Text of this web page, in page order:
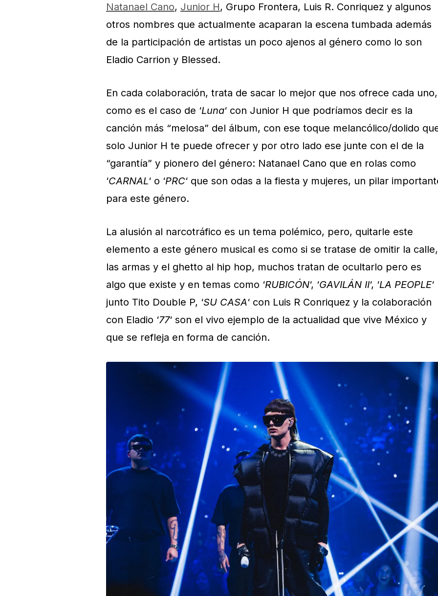
Natanael Cano, Junior H, Grupo Frontera, Luis R. Conriquez y algunos
otros nombres que actualmente acaparan la escena tumbada además
de la participación de artistas un poco ajenos al género como lo son
Eladio Carrion y Blessed.
En cada colaboración, trata de sacar lo mejor que nos ofrece cada uno,
como es el caso de ‘Luna‘ con Junior H que podríamos decir es la
canción más “melosa” del álbum, con ese toque melancólico/dolido
solo Junior H te puede ofrecer y por otro lado ese junte con el de la
“garantía” y pionero del género: Natanael Cano que en rolas como
‘CARNAL‘ o ‘PRC‘ que son odas a la fiesta y mujeres, un pilar
para este género.
La alusión al narcotráfico es un tema polémico, pero, quitarle este
elemento a este género musical es como si se tratase de omitir la calle,
las armas y el ghetto al hip hop, muchos tratan de ocultarlo pero es
algo que existe y en temas como ‘RUBICÓN‘, ‘GAVILÁN II‘, ‘LA PEOPLE‘
junto Tito Double P, ‘SU CASA‘ con Luis R Conriquez y la colaboración
con Eladio ‘77‘ son el vivo ejemplo de la actualidad que vive México y
que se refleja en forma de canción.